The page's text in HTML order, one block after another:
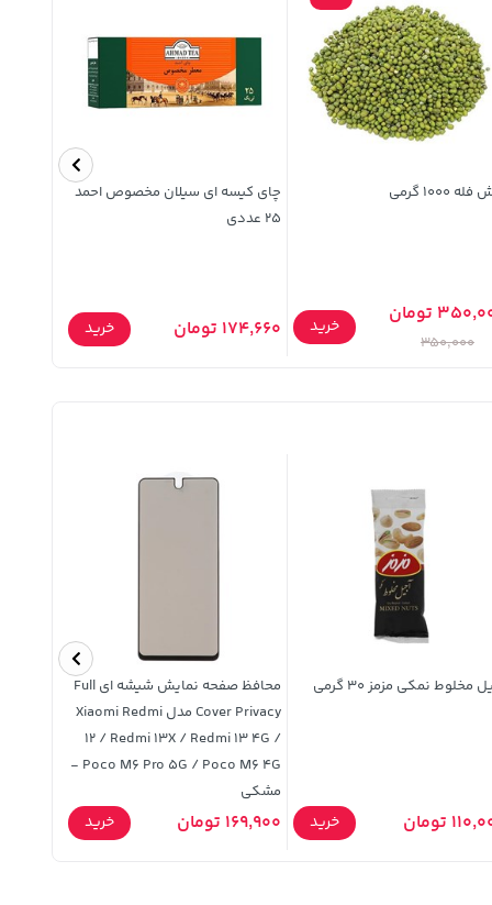
1000 گرمی
تومان
350,000
خرید
چای کیسه ای سیلان مخصوص احمد
25 عددی
174,660 تومان خرید
مخلوط نمکی مزمز 30 گرمی
تومان خرید
محافظ صفحه نمایش شیشه ای Full
Cover Privacy مدل Xiaomi Redmi
12 / Redmi 13X / Redmi 13 4G /
Poco M6 Pro 5G / Poco M6 4G -
مشکی
169,900 تومان خرید